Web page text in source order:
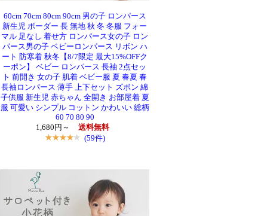
60cm 70cm 80cm 90cm 男の子 ロンパース
新生児 ボーダー 長 無地 秋 冬 冬服 フォー
マル 足なし 着せ方 ロンパース女の子 ロン
パース男の子 ベビーロンパース リボン ハ
ート 防寒着 秋冬【8/7限定 最大15%OFFク
ーポン】 ベビー ロンパース 長袖 2点セッ
ト 前開き 女の子 肌着 ベビー服 夏 春夏 春
長袖ロンパース 薄手 上下セット ズボン 綿
子供服 新生児 赤ちゃん 全開き お部屋着 夏
服 可愛い シンプル コットン かわいい 総柄
60 70 80 90
1,680円～
送料無料
(59件)